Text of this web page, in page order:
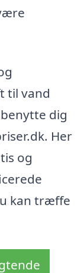
til vand
dig
Her
og
kan træffe